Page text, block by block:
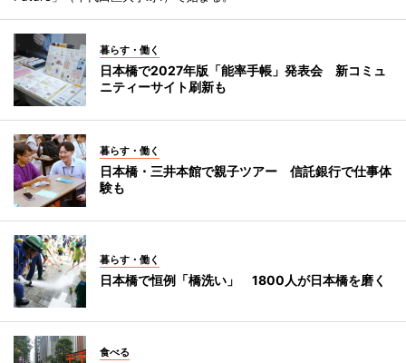
暮らす・働く
日本橋で2027年版「能率手帳」発表会 新コミュ
ニティーサイト刷新も
暮らす・働く
日本橋・三井本館で親子ツアー 信託銀行で仕事体
験も
暮らす・働く
日本橋で恒例「橋洗い」 1800人が日本橋を磨く
食べる